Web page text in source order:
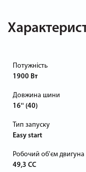
Потужність
1900 Вт
Довжина шини
16'' (40)
Тип запуску
Easy start
Робочий об'єм двигуна
49,3 СС